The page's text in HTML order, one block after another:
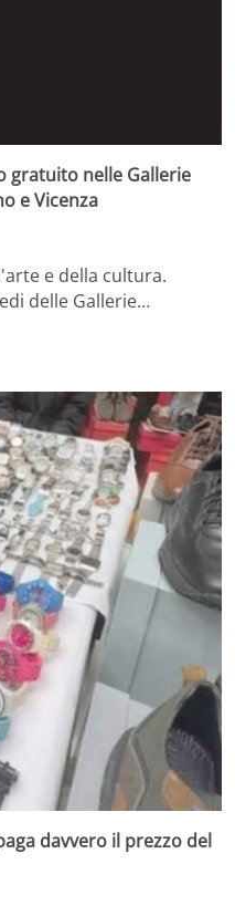
gratuito nelle Gallerie
e Vicenza
e della cultura.
delle Gallerie…
davvero il prezzo del